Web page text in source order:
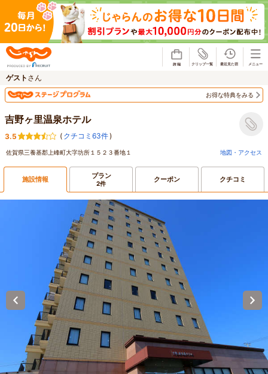
ゲスト さん
お得な特典をみる
吉野ヶ里温泉ホテル
3.5 ( クチコミ63件)
佐賀県三養基郡上峰町大字坊所１５２３番地１ 地図・アクセス
施設情報 プラン
2件 クーポン クチコミ